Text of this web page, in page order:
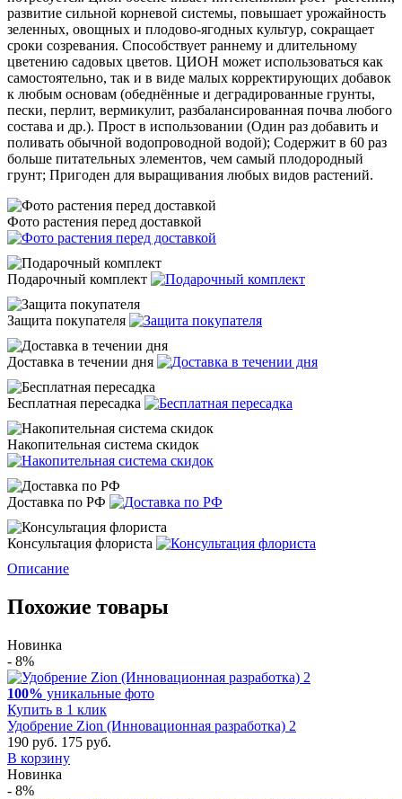
развитие сильной корневой системы, повышает урожайность
зеленных, овощных и плодово-ягодных культур, сокращает
сроки созревания. Способствует раннему и длительному
цветению садовых цветов. ЦИОН может использоваться как
самостоятельно, так и в виде малых корректирующих добавок
к любым основам (обеднённые и деградированные грунты,
пески, перлит, вермикулит, разбалансированная почва любого
состава и др.). Прост в использовании (Один раз добавить и
поливать обычной водопроводной водой); Содержит в 60 раз
больше питательных элементов, чем самый плодородный
грунт; Пригоден для выращивания любых видов растений.
Фото растения перед доставкой
Подарочный комплект
Защита покупателя
Доставка в течении дня
Бесплатная пересадка
Накопительная система скидок
Доставка по РФ
Консультация флориста
Описание
Похожие товары
Новинка
- 8%
100% уникальные фото
Купить в 1 клик
Удобрение Zion (Инновационная разработка) 2
190 руб. 175 руб.
В корзину
Новинка
- 8%